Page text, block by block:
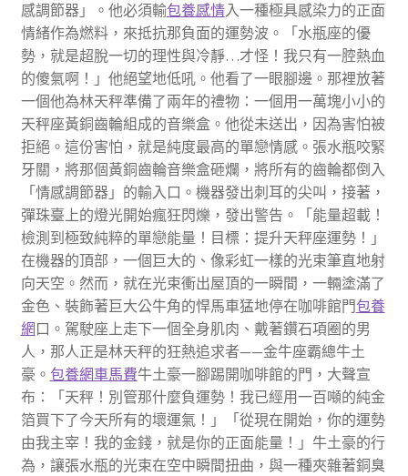
感調節器」。他必須輸包養感情入一種極具感染力的正面
情緒作為燃料，來抵抗那負面的運勢波。「水瓶座的優
勢，就是超脫一切的理性與冷靜…才怪！我只有一腔熱血
的傻氣啊！」他絕望地低吼。他看了一眼腳邊。那裡放著
一個他為林天秤準備了兩年的禮物：一個用一萬塊小小的
天秤座黃銅齒輪組成的音樂盒。他從未送出，因為害怕被
拒絕。這份害怕，就是純度最高的單戀情感。張水瓶咬緊
牙關，將那個黃銅齒輪音樂盒砸爛，將所有的齒輪都倒入
「情感調節器」的輸入口。機器發出刺耳的尖叫，接著，
彈珠臺上的燈光開始瘋狂閃爍，發出警告。「能量超載！
檢測到極致純粹的單戀能量！目標：提升天秤座運勢！」
在機器的頂部，一個巨大的、像彩虹一樣的光束筆直地射
向天空。然而，就在光束衝出屋頂的一瞬間，一輛塗滿了
金色、裝飾著巨大公牛角的悍馬車猛地停在咖啡館門包養
網 口。駕駛座上走下一個全身肌肉、戴著鑽石項圈的男
人，那人正是林天秤的狂熱追求者——金牛座霸總牛土
豪。 包養網車馬費牛土豪一腳踢開咖啡館的門，大聲宣
布：「天秤！別管那什麼負運勢！我已經用一百噸的純金
箔買下了今天所有的壞運氣！」「從現在開始，你的運勢
由我主宰！我的金錢，就是你的正面能量！」牛土豪的行
為，讓張水瓶的光束在空中瞬間扭曲，與一種夾雜著銅臭